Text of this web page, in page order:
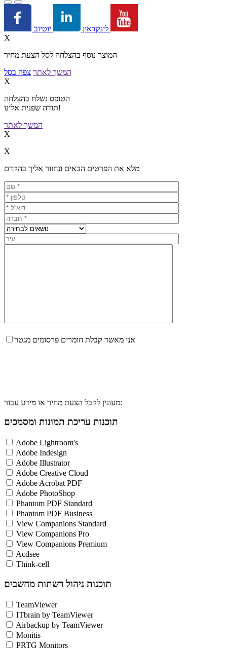
לינקדאין
X
המוצר נוסף בהצלחה לסל הצעת מחיר
המשך לאתר צפה בסל
X
הטופס נשלח בהצלחה
תודה שפנית אלינו!
המשך לאתר
X
X
מלא את הפרטים הבאים ונחזור אליך בהקדם
אני מאשר קבלת חומרים פרסומים מגטר
מעונין לקבל הצעת מחיר או מידע עבור:
תוכנות עריכת תמונות ומסמכים
Adobe Lightroom's
Adobe Indesign
Adobe Illustrator
Adobe Creative Cloud
Adobe Acrobat PDF
Adobe PhotoShop
Phantom PDF Standard
Phantom PDF Business
View Companions Standard
View Companions Pro
View Companions Premium
Acdsee
Think-cell
תוכנות ניהול רשתות מחשבים
TeamViewer
ITbrain by TeamViewer
Airbackup by TeamViewer
Monitis
PRTG Monitors